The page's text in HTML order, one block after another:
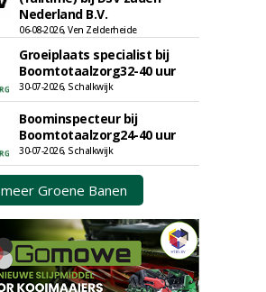
Nederland B.V.
06-08-2026, Ven Zelderheide
Groeiplaats specialist bij
Boomtotaalzorg32-40 uur
30-07-2026, Schalkwijk
Boominspecteur bij
Boomtotaalzorg24-40 uur
30-07-2026, Schalkwijk
meer Groene Banen